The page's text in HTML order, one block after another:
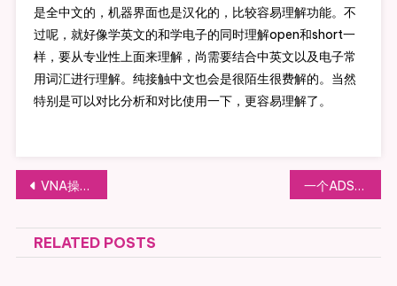
是全中文的，机器界面也是汉化的，比较容易理解功能。不
过呢，就好像学英文的和学电子的同时理解open和short一
样，要从专业性上面来理解，尚需要结合中英文以及电子常
用词汇进行理解。纯接触中文也会是很陌生很费解的。当然
特别是可以对比分析和对比使用一下，更容易理解了。
文
章
导
VNA操作使用学习-12 连接到电脑上操作 一个ADSL滤波器分波器的参数测定【1】
RELATED POSTS